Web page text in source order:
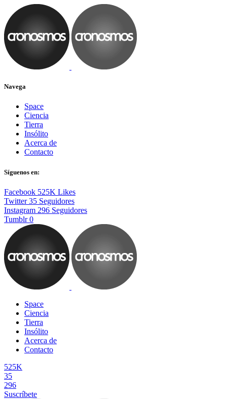
Navega
Space
Ciencia
Tierra
Insólito
Acerca de
Contacto
Síguenos en:
Facebook 525K Likes
Twitter 35 Seguidores
Instagram 296 Seguidores
Tumblr 0
Space
Ciencia
Tierra
Insólito
Acerca de
Contacto
525K
35
296
Suscríbete